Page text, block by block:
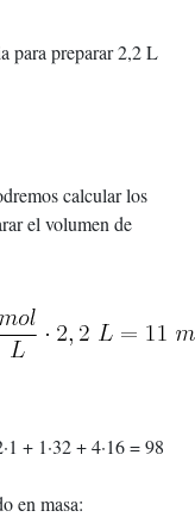
para preparar 2,2 L
calcular los
el volumen de
+ 1·32 + 4·16 = 98
en masa: